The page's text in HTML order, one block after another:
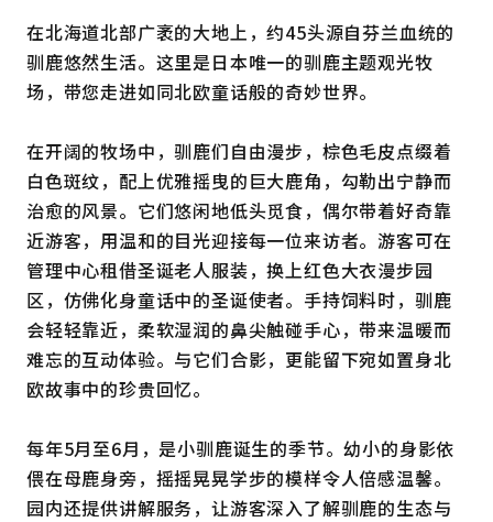
语言
在北海道北部广袤的大地上，约45头源自芬兰血统的
驯鹿悠然生活。这里是日本唯一的驯鹿主题观光牧
场，带您走进如同北欧童话般的奇妙世界。
在开阔的牧场中，驯鹿们自由漫步，棕色毛皮点缀着
白色斑纹，配上优雅摇曳的巨大鹿角，勾勒出宁静而
治愈的风景。它们悠闲地低头觅食，偶尔带着好奇靠
近游客，用温和的目光迎接每一位来访者。游客可在
管理中心租借圣诞老人服装，换上红色大衣漫步园
区，仿佛化身童话中的圣诞使者。手持饲料时，驯鹿
会轻轻靠近，柔软湿润的鼻尖触碰手心，带来温暖而
难忘的互动体验。与它们合影，更能留下宛如置身北
欧故事中的珍贵回忆。
每年5月至6月，是小驯鹿诞生的季节。幼小的身影依
偎在母鹿身旁，摇摇晃晃学步的模样令人倍感温馨。
园内还提供讲解服务，让游客深入了解驯鹿的生态与